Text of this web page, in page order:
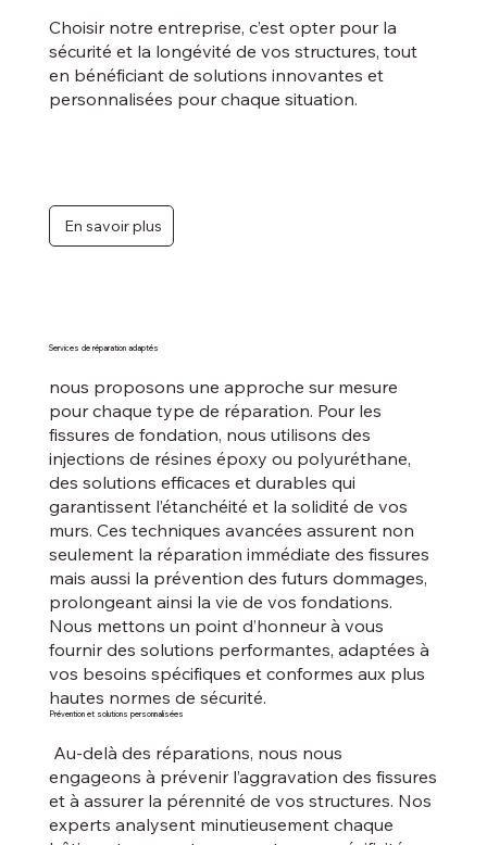
Choisir notre entreprise, c’est opter pour la
sécurité et la longévité de vos structures, tout
en bénéficiant de solutions innovantes et
personnalisées pour chaque situation.
En savoir plus
Services de réparation adaptés
nous proposons une approche sur mesure
pour chaque type de réparation. Pour les
fissures de fondation, nous utilisons des
injections de résines époxy ou polyuréthane,
des solutions efficaces et durables qui
garantissent l’étanchéité et la solidité de vos
murs. Ces techniques avancées assurent non
seulement la réparation immédiate des fissures
mais aussi la prévention des futurs dommages,
prolongeant ainsi la vie de vos fondations.
Nous mettons un point d’honneur à vous
fournir des solutions performantes, adaptées à
vos besoins spécifiques et conformes aux plus
hautes normes de sécurité.
Prévention et solutions personnalisées
Au-delà des réparations, nous nous
engageons à prévenir l’aggravation des fissures
et à assurer la pérennité de vos structures. Nos
experts analysent minutieusement chaque